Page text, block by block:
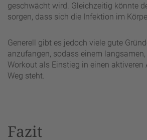
geschwächt wird. Gleichzeitig könnte
sorgen, dass sich die Infektion im
Generell gibt es jedoch viele gute
anzufangen, sodass einem
Workout als Einstieg in einen
Weg steht.
Fazit